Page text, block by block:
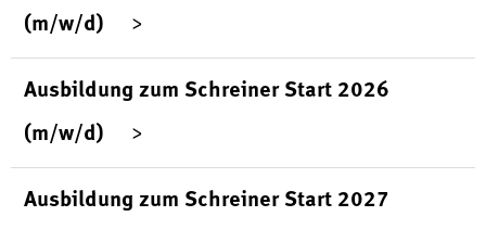
(m/w/d)
Ausbildung zum Schreiner Start 2026
(m/w/d)
Ausbildung zum Schreiner Start 2027